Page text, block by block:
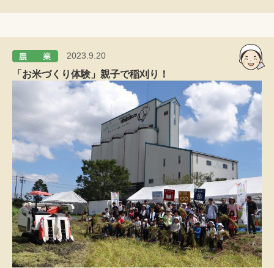
2023.9.20
「お米づくり体験」親子で稲刈り！